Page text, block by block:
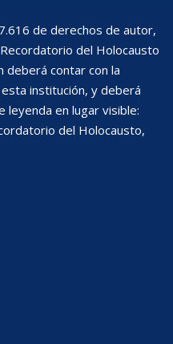
de derechos de autor,
del Holocausto
deberá contar con la
institución, y deberá
leyenda en lugar visible:
del Holocausto,